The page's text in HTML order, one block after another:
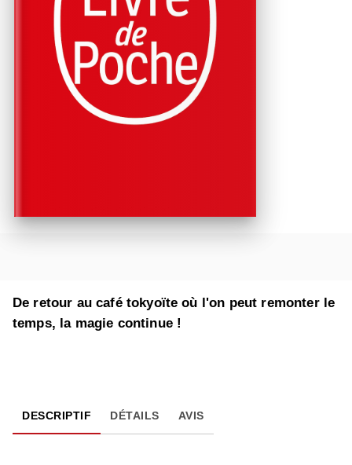
De retour au café tokyoïte où l'on peut remonter le
temps, la magie continue !
DESCRIPTIF DÉTAILS AVIS